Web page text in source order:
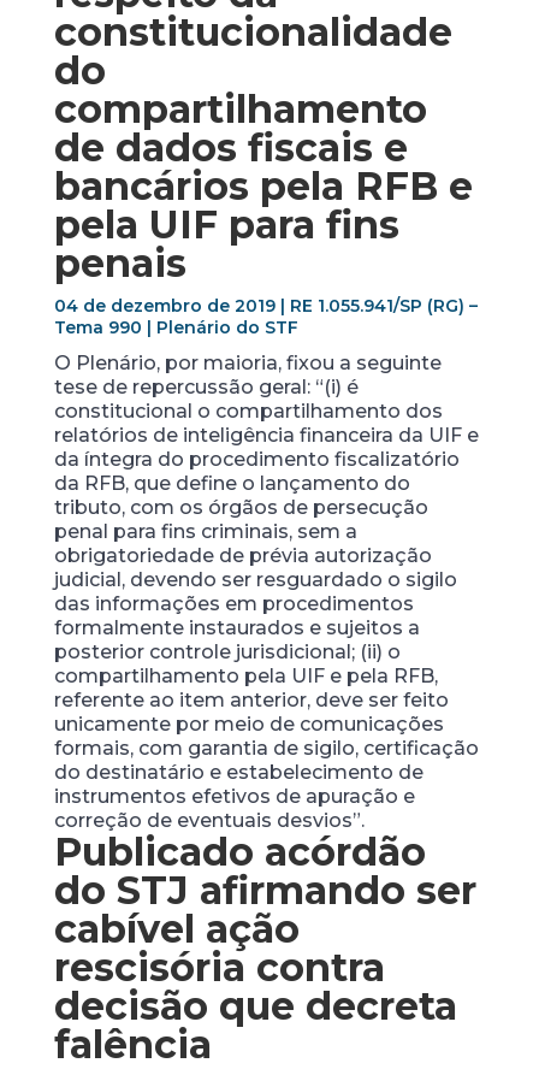
constitucionalidade
do
compartilhamento
de dados fiscais e
bancários pela RFB e
pela UIF para fins
penais
04 de dezembro de 2019 | RE 1.055.941/SP (RG) –
Tema 990 | Plenário do STF
O Plenário, por maioria, fixou a seguinte
tese de repercussão geral: “(i) é
constitucional o compartilhamento dos
relatórios de inteligência financeira da UIF e
da íntegra do procedimento fiscalizatório
da RFB, que define o lançamento do
tributo, com os órgãos de persecução
penal para fins criminais, sem a
obrigatoriedade de prévia autorização
judicial, devendo ser resguardado o sigilo
das informações em procedimentos
formalmente instaurados e sujeitos a
posterior controle jurisdicional; (ii) o
compartilhamento pela UIF e pela RFB,
referente ao item anterior, deve ser feito
unicamente por meio de comunicações
formais, com garantia de sigilo, certificação
do destinatário e estabelecimento de
instrumentos efetivos de apuração e
correção de eventuais desvios”.
Publicado acórdão
do STJ afirmando ser
cabível ação
rescisória contra
decisão que decreta
falência